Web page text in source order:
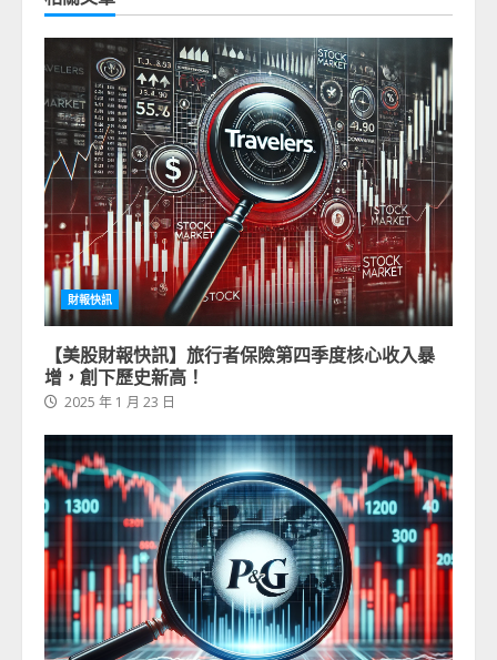
財報快訊
【美股財報快訊】旅行者保險第四季度核心收入暴
增，創下歷史新高！
2025 年 1 月 23 日